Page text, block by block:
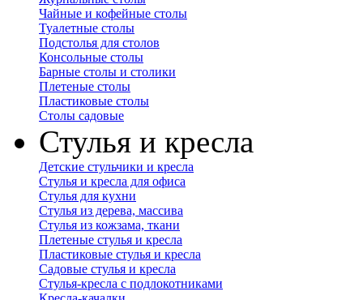
Чайные и кофейные столы
Туалетные столы
Подстолья для столов
Консольные столы
Барные столы и столики
Плетеные столы
Пластиковые столы
Столы садовые
Стулья и кресла
Детские стульчики и кресла
Стулья и кресла для офиса
Стулья для кухни
Стулья из дерева, массива
Стулья из кожзама, ткани
Плетеные стулья и кресла
Пластиковые стулья и кресла
Садовые стулья и кресла
Стулья-кресла с подлокотниками